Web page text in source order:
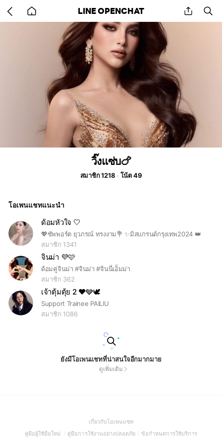
back
to
LINE OPENCHAT share
วิ๊งแซ่บ🍗
สมาชิก 1218 โน้ต 49
โอเพนแชทแนะนำ
ด้อมหัวใจ 🤍
💖ซัพพอร์ต ยุวภรณ์ ทรงงาม💐 ✨มิสแกรนด์กรุงเทพ2024 👑
สมาชิก 1341
จินม่า 💜🩷
ด้อมคู่จินม่า #จินม่า #จินนี่เอ็มม่า
สมาชิก 362
เจ้าตุ้มตุ้ย 2 ♥️🩶🕊️
Support Trainee PAILIU
สมาชิก 1086
ยังมีโอเพนแชทที่น่าสนใจอีกมากมาย
ดูเพิ่มเติม
เกี่ยวกับโอเพนแชท(Open
in
คู่มือผู้ใช้มือใหม่
(Open
คู่มือการใช้งานอย่างปลอดภัย(Open
ข้อกำหนดการใช้บริการ(Open